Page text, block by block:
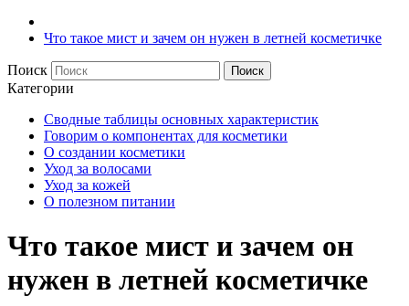
Что такое мист и зачем он нужен в летней косметичке
Поиск Поиск
Категории
Сводные таблицы основных характеристик
Говорим о компонентах для косметики
О создании косметики
Уход за волосами
Уход за кожей
О полезном питании
Что такое мист и зачем он
нужен в летней косметичке